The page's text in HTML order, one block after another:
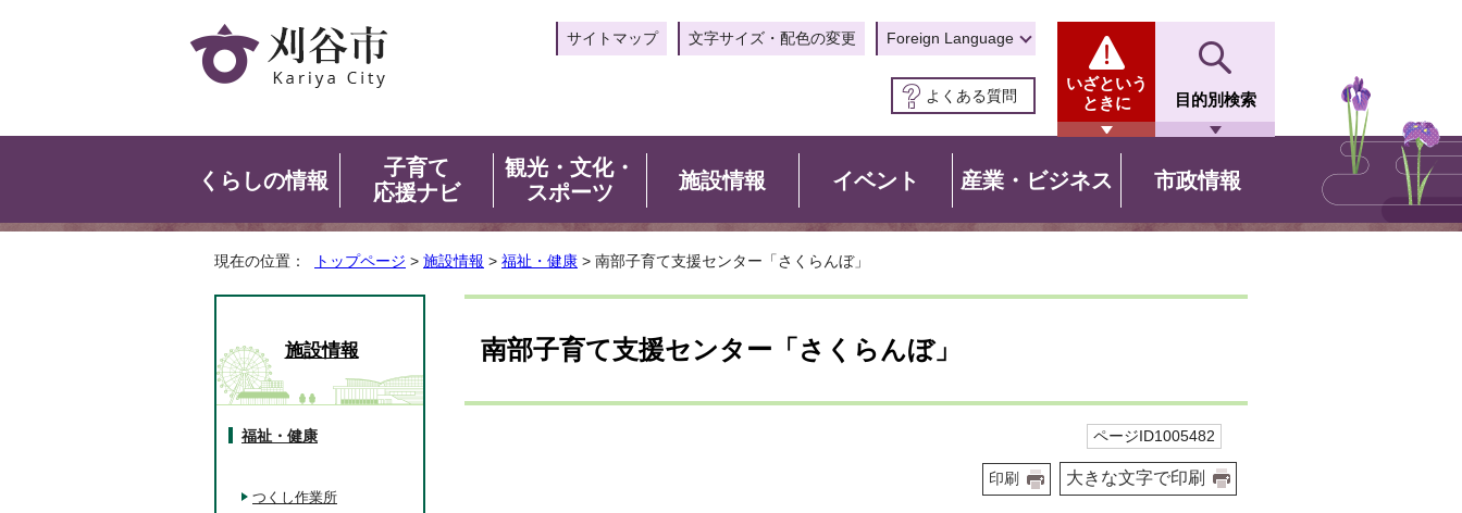
サイトマップ 文字サイズ・配色の変更 Foreign Language
よくある質問
いざという
ときに
目的別検索
くらしの情報
子育て
応援ナビ
観光・文化・
スポーツ
施設情報 イベント 産業・ビジネス 市政情報
現在の位置： トップページ > 施設情報 > 福祉・健康 > 南部子育て支援センター「さくらんぼ」
南部子育て支援センター「さくらんぼ」
ページID1005482
印刷 大きな文字で印刷
施設情報
福祉・健康
つくし作業所